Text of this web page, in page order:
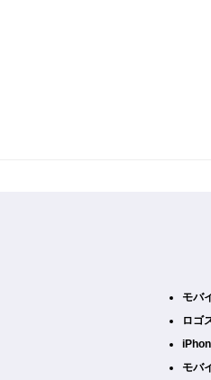
モバ
ロゴ
モバ